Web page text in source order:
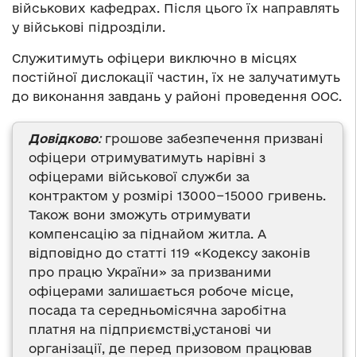
військових кафедрах. Після цього їх направлять
у військові підрозділи.
Служитимуть офіцери виключно в місцях
постійної дислокації частин, їх не залучатимуть
до виконання завдань у районі проведення ООС.
Довідково:грошове забезпечення призвані
офіцери отримуватимуть нарівні з
офіцерами військової служби за
контрактом у розмірі 13000−15000 гривень.
Також вони зможуть отримувати
компенсацію за піднайом житла. А
відповідно до статті 119 «Кодексу законів
про працю України» за призваними
офіцерами залишається робоче місце,
посада та середньомісячна заробітна
платня на підприємстві,установі чи
організації, де перед призовом працював